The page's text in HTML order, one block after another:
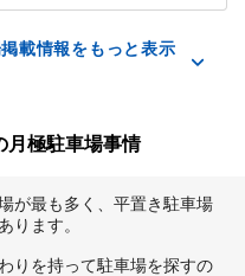
載情報をもっと表示
月極駐車場事情
が最も多く、平置き駐車場
ります。
りを持って駐車場を探すの